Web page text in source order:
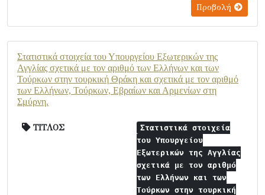
Προβολή
Στατιστικά στοιχεία του Υπουργείου Εξωτερικών της
Αγγλίας σχετικά με τον αριθμό των Ελλήνων και των
Τούρκων στην τουρκική Θράκη και σχετικά με τον αριθμό
των Ελλήνων, Τούρκων, Εβραίων και Αρμενίων στη
Σμύρνη.
ΤΙΤΛΟΣ
Στατιστικά στοιχεία
του Υπουργείου
Εξωτερικών της Αγγλίας
σχετικά με τον αριθμό
των Ελλήνων και των
Τούρκων στην τουρκική